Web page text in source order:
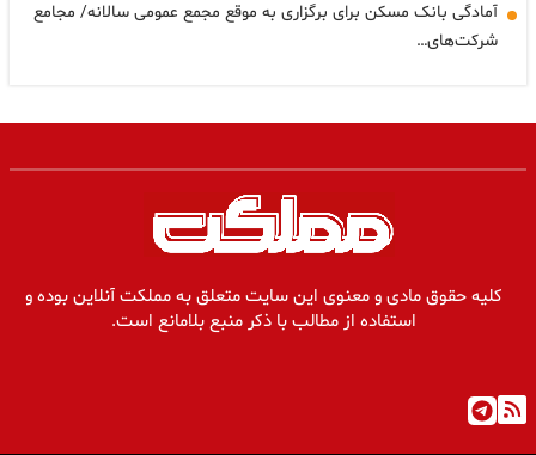
آمادگی بانک مسکن برای برگزاری به موقع مجمع عمومی سالانه/ مجامع
شرکت‌های…
کلیه حقوق مادی و معنوی این سایت متعلق به مملکت آنلاین بوده و
استفاده از مطالب با ذکر منبع بلامانع است.